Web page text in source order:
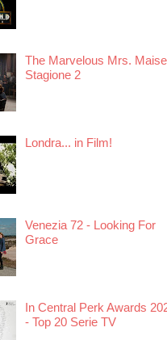
The Marvelous Mrs.
Stagione 2
Londra... in Film!
Venezia 72 - Looking For
Grace
In Central Perk Awards
- Top 20 Serie TV